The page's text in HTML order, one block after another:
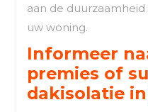
aan de
uw woning.
Informeer
premies of
dakisolatie